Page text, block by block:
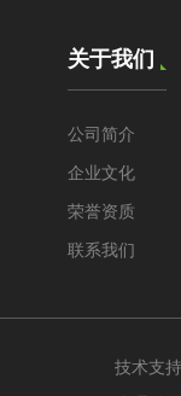
关于我们
公司简介
企业文化
荣誉资质
联系我们
技术支